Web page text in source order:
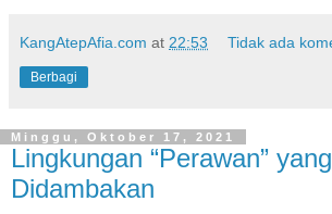
KangAtepAfia.com at 22:53 Tidak ada
Berbagi
Minggu, Oktober 17, 2021
Lingkungan “Perawan” yang
Didambakan